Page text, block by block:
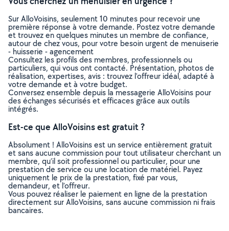
Sur AlloVoisins, seulement 10 minutes pour recevoir une
première réponse à votre demande. Postez votre demande
et trouvez en quelques minutes un membre de confiance,
autour de chez vous, pour votre besoin urgent de menuiserie
- huisserie - agencement
Consultez les profils des membres, professionnels ou
particuliers, qui vous ont contacté. Présentation, photos de
réalisation, expertises, avis : trouvez l'offreur idéal, adapté à
votre demande et à votre budget.
Conversez ensemble depuis la messagerie AlloVoisins pour
des échanges sécurisés et efficaces grâce aux outils
intégrés.
Est-ce que AlloVoisins est gratuit ?
Absolument ! AlloVoisins est un service entièrement gratuit
et sans aucune commission pour tout utilisateur cherchant un
membre, qu’il soit professionnel ou particulier, pour une
prestation de service ou une location de matériel. Payez
uniquement le prix de la prestation, fixé par vous,
demandeur, et l’offreur.
Vous pouvez réaliser le paiement en ligne de la prestation
directement sur AlloVoisins, sans aucune commission ni frais
bancaires.